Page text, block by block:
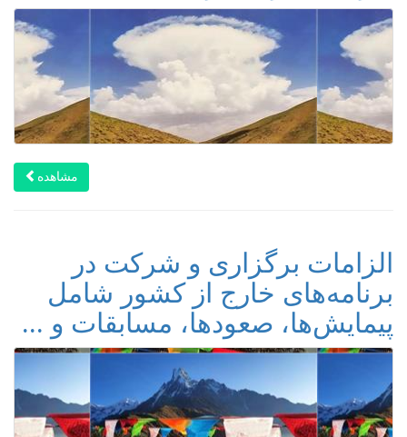
مشاهده
الزامات برگزاری و شرکت در
برنامه‌های خارج از کشور شامل
پیمایش‌ها، صعودها، مسابقات و ...